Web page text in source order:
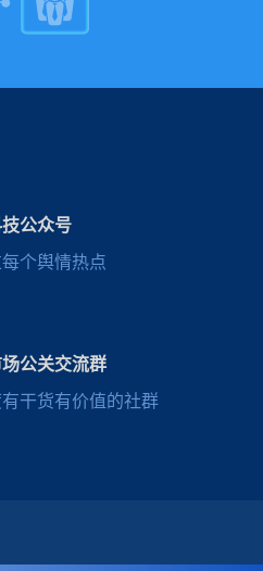
公众号
个舆情热点
公关交流群
干货有价值的社群